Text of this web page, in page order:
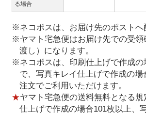
る場合
※ネコポスは、お届け先のポストへ
※ヤマト宅急便はお届け先での受領
渡し）になります。
※ネコポスは、印刷仕上げで作成の
で、写真キレイ仕上げで作成の場
注文でご利用いただけます。
★ヤマト宅急便の送料無料となる規
仕上げで作成の場合101枚以上、